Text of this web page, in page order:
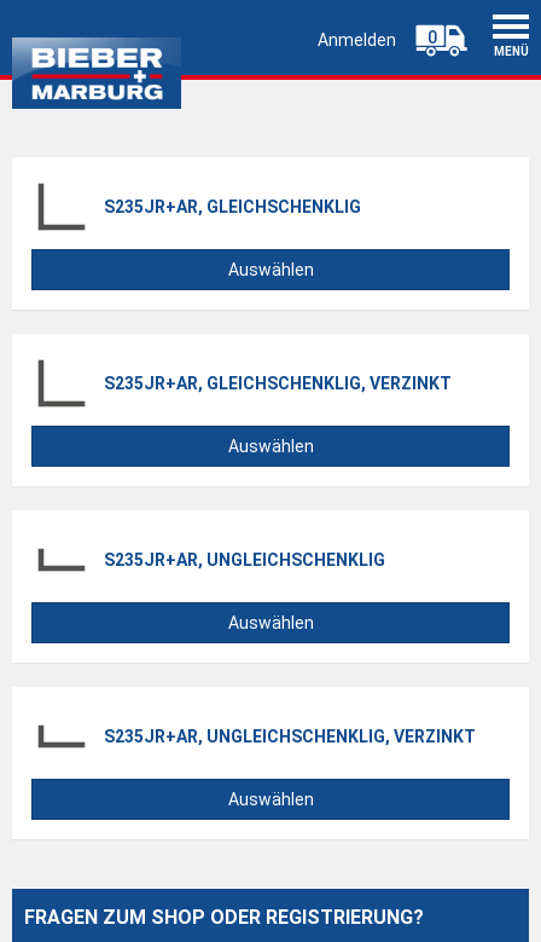
Anmelden 0
MENÜ
S235JR+AR, GLEICHSCHENKLIG
Auswählen
S235JR+AR, GLEICHSCHENKLIG, VERZINKT
Auswählen
S235JR+AR, UNGLEICHSCHENKLIG
Auswählen
S235JR+AR, UNGLEICHSCHENKLIG, VERZINKT
Auswählen
FRAGEN ZUM SHOP ODER REGISTRIERUNG?